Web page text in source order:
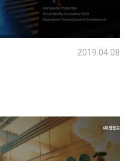
2019.04.08